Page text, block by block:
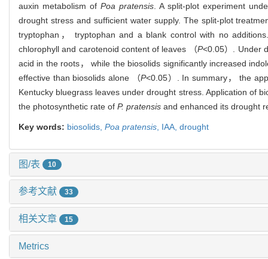
auxin metabolism of Poa pratensis . A split-plot experiment
drought stress and sufficient water supply. The split-plot
tryptophan， tryptophan and a blank control with no
chlorophyll and carotenoid content of leaves （P<0.05）. Under
acid in the roots， while the biosolids significantly increased
effective than biosolids alone （P<0.05）. In summary， the
Kentucky bluegrass leaves under drought stress. Application of
the photosynthetic rate of P. pratensis and enhanced its drought
Key words: biosolids, Poa pratensis IAA, drought
图/表 10
参考文献 33
相关文章 15
Metrics